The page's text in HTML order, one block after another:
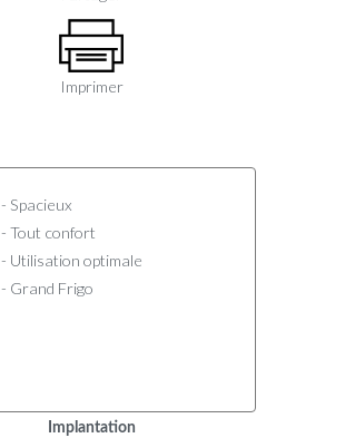
Imprimer
- Spacieux
- Tout confort
- Utilisation optimale
- Grand Frigo
Implantation